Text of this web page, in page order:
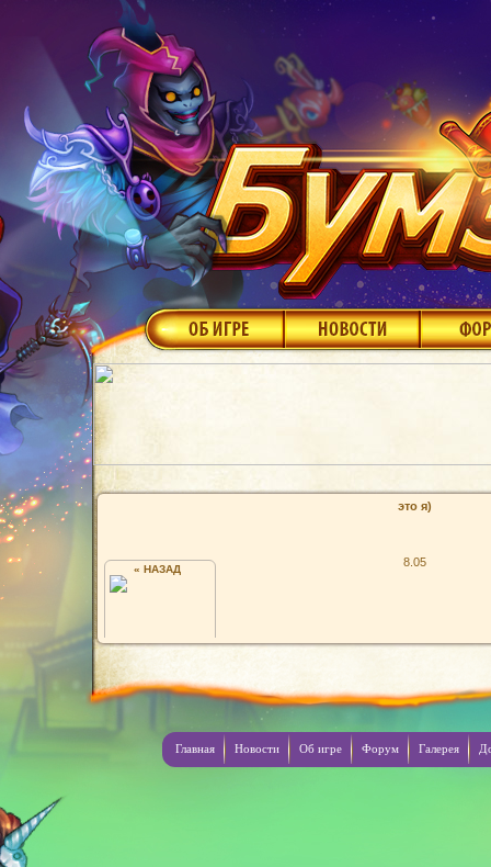
это я)
8.05
« НАЗАД
Я. НИК В ИГРЕ JCASR
Главная Новости Об игре Форум Галерея